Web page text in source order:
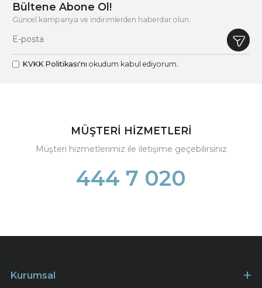
Bültene Abone Ol!
Güncel kampanya ve indirimlerden haberdar olun.
KVKK Politikası'nı okudum kabul ediyorum.
MÜŞTERİ HİZMETLERİ
Müşteri hizmetlerimiz ile iletişime geçebilirsiniz
444 7 020
Kurumsal